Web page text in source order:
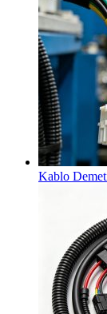
Kablo